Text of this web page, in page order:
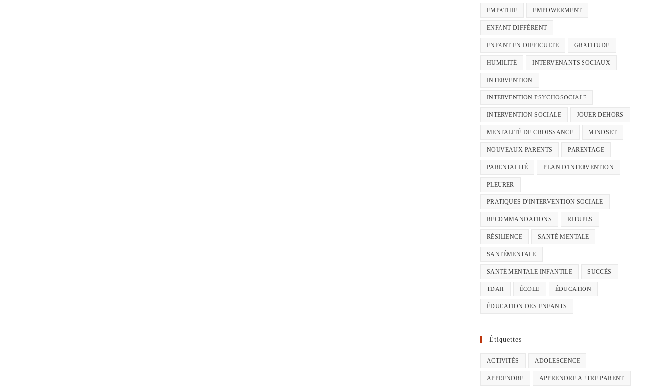
EMPATHIE EMPOWERMENT
ENFANT DIFFÉRENT
ENFANT EN DIFFICULTE GRATITUDE
HUMILITÉ INTERVENANTS SOCIAUX
INTERVENTION
INTERVENTION PSYCHOSOCIALE
INTERVENTION SOCIALE JOUER DEHORS
MENTALITÉ DE CROISSANCE MINDSET
NOUVEAUX PARENTS PARENTAGE
PARENTALITÉ PLAN D'INTERVENTION
PLEURER
PRATIQUES D'INTERVENTION SOCIALE
RECOMMANDATIONS RITUELS
RÉSILIENCE SANTÉ MENTALE
SANTÉMENTALE
SANTÉ MENTALE INFANTILE SUCCÈS
TDAH ÉCOLE ÉDUCATION
ÉDUCATION DES ENFANTS
Étiquettes
ACTIVITÉS ADOLESCENCE
APPRENDRE APPRENDRE A ETRE PARENT